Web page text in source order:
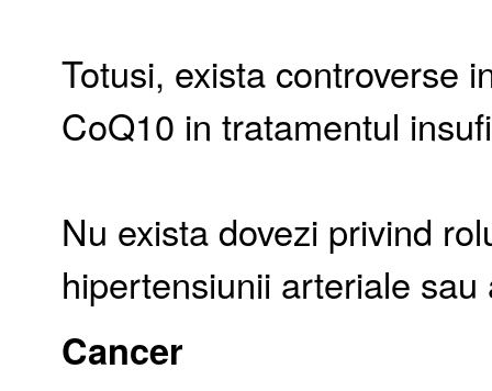
Totusi, exista controverse
CoQ10 in tratamentul
Nu exista dovezi privind
hipertensiunii arteriale
Cancer